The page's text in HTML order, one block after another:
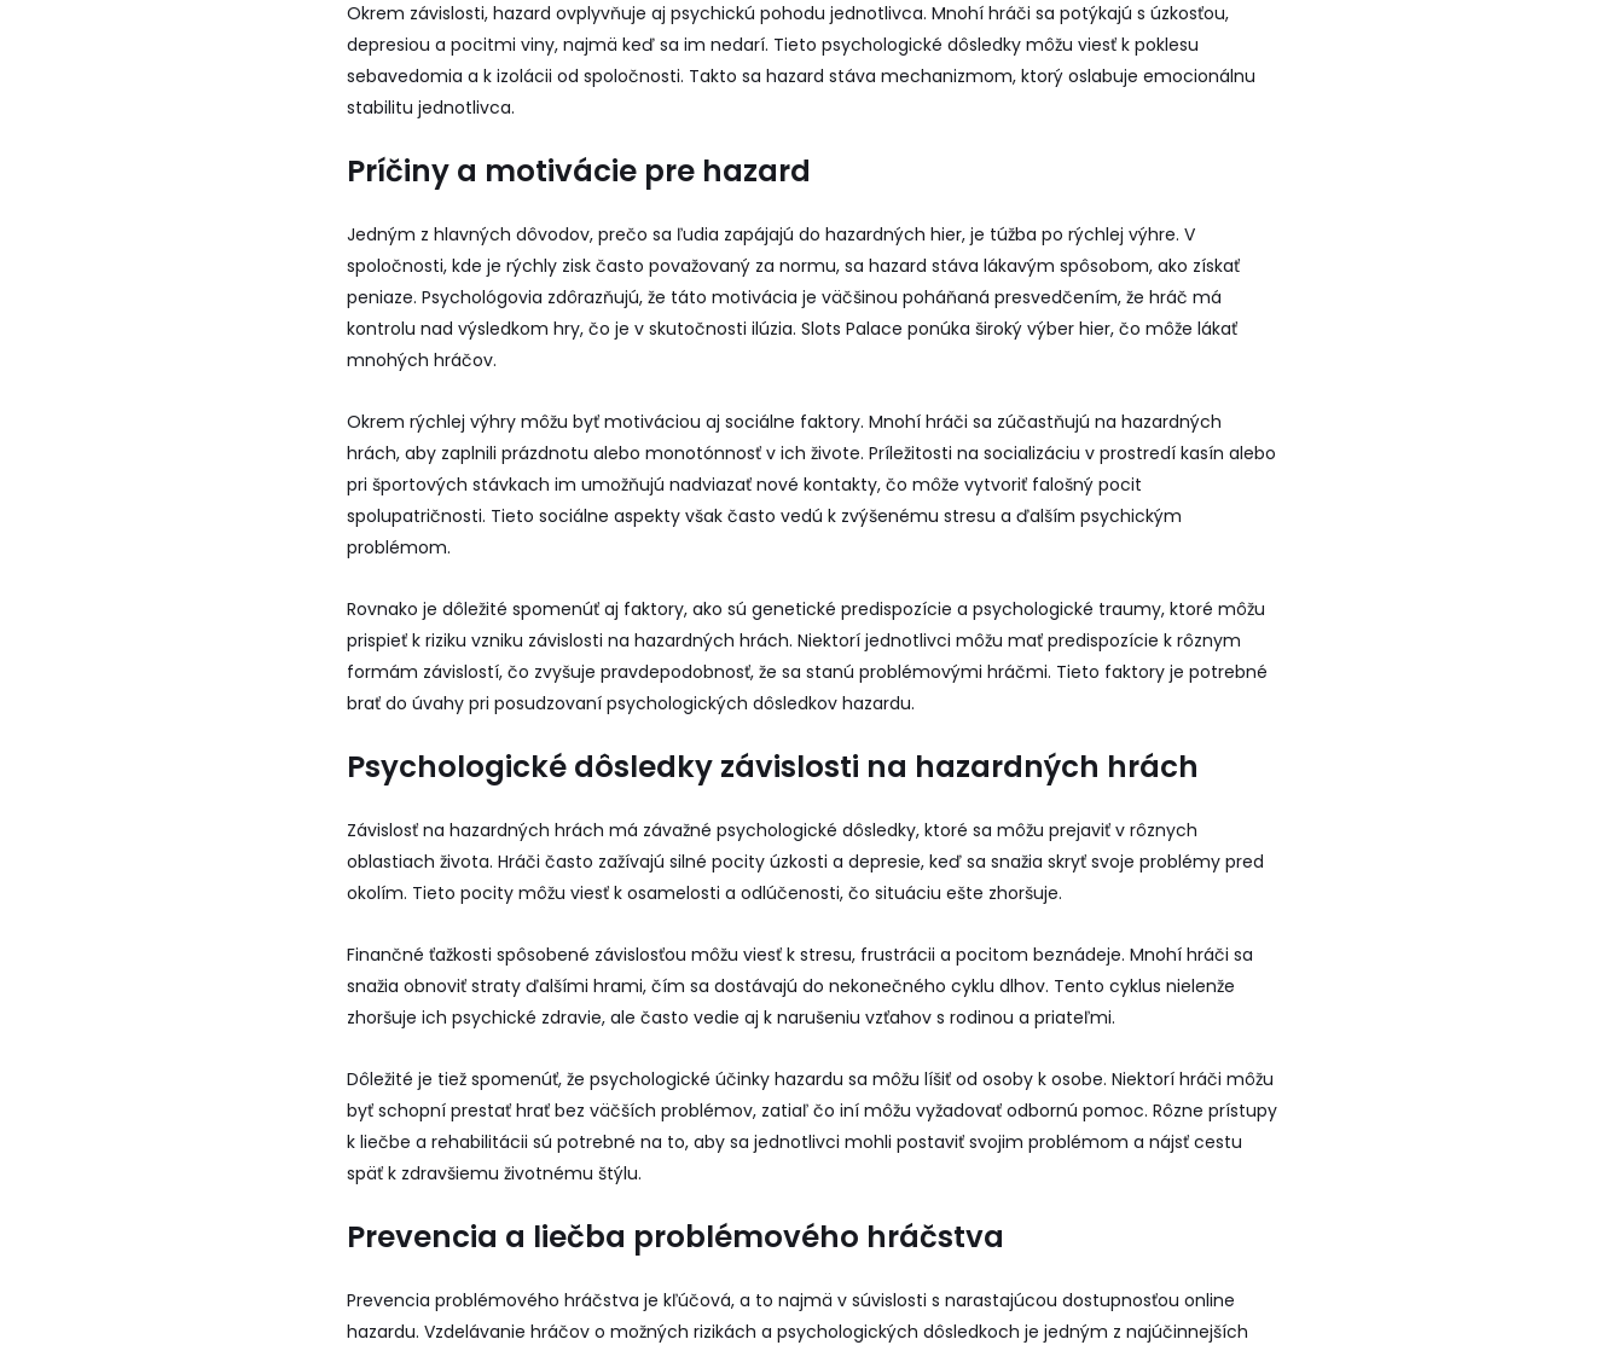
Okrem závislosti, hazard ovplyvňuje aj psychickú pohodu jednotlivca. Mnohí hráči sa potýkajú s úzkosťou,
depresiou a pocitmi viny, najmä keď sa im nedarí. Tieto psychologické dôsledky môžu viesť k poklesu
sebavedomia a k izolácii od spoločnosti. Takto sa hazard stáva mechanizmom, ktorý oslabuje emocionálnu
stabilitu jednotlivca.
Príčiny a motivácie pre hazard
Jedným z hlavných dôvodov, prečo sa ľudia zapájajú do hazardných hier, je túžba po rýchlej výhre. V
spoločnosti, kde je rýchly zisk často považovaný za normu, sa hazard stáva lákavým spôsobom, ako získať
peniaze. Psychológovia zdôrazňujú, že táto motivácia je väčšinou poháňaná presvedčením, že hráč má
kontrolu nad výsledkom hry, čo je v skutočnosti ilúzia. Slots Palace ponúka široký výber hier, čo môže lákať
mnohých hráčov.
Okrem rýchlej výhry môžu byť motiváciou aj sociálne faktory. Mnohí hráči sa zúčastňujú na hazardných
hrách, aby zaplnili prázdnotu alebo monotónnosť v ich živote. Príležitosti na socializáciu v prostredí kasín alebo
pri športových stávkach im umožňujú nadviazať nové kontakty, čo môže vytvoriť falošný pocit
spolupatričnosti. Tieto sociálne aspekty však často vedú k zvýšenému stresu a ďalším psychickým
problémom.
Rovnako je dôležité spomenúť aj faktory, ako sú genetické predispozície a psychologické traumy, ktoré môžu
prispieť k riziku vzniku závislosti na hazardných hrách. Niektorí jednotlivci môžu mať predispozície k rôznym
formám závislostí, čo zvyšuje pravdepodobnosť, že sa stanú problémovými hráčmi. Tieto faktory je potrebné
brať do úvahy pri posudzovaní psychologických dôsledkov hazardu.
Psychologické dôsledky závislosti na hazardných hrách
Závislosť na hazardných hrách má závažné psychologické dôsledky, ktoré sa môžu prejaviť v rôznych
oblastiach života. Hráči často zažívajú silné pocity úzkosti a depresie, keď sa snažia skryť svoje problémy pred
okolím. Tieto pocity môžu viesť k osamelosti a odlúčenosti, čo situáciu ešte zhoršuje.
Finančné ťažkosti spôsobené závislosťou môžu viesť k stresu, frustrácii a pocitom beznádeje. Mnohí hráči sa
snažia obnoviť straty ďalšími hrami, čím sa dostávajú do nekonečného cyklu dlhov. Tento cyklus nielenže
zhoršuje ich psychické zdravie, ale často vedie aj k narušeniu vzťahov s rodinou a priateľmi.
Dôležité je tiež spomenúť, že psychologické účinky hazardu sa môžu líšiť od osoby k osobe. Niektorí hráči môžu
byť schopní prestať hrať bez väčších problémov, zatiaľ čo iní môžu vyžadovať odbornú pomoc. Rôzne prístupy
k liečbe a rehabilitácii sú potrebné na to, aby sa jednotlivci mohli postaviť svojim problémom a nájsť cestu
späť k zdravšiemu životnému štýlu.
Prevencia a liečba problémového hráčstva
Prevencia problémového hráčstva je kľúčová, a to najmä v súvislosti s narastajúcou dostupnosťou online
hazardu. Vzdelávanie hráčov o možných rizikách a psychologických dôsledkoch je jedným z najúčinnejších